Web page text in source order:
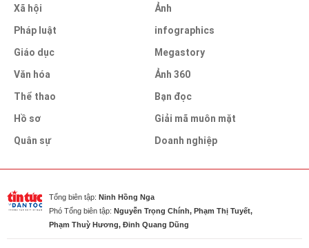
Xã hội
Pháp luật
Giáo dục
Văn hóa
Thể thao
Hồ sơ
Quân sự
Ảnh
infographics
Megastory
Ảnh 360
Bạn đọc
Giải mã muôn mặt
Doanh nghiệp
Tổng biên tập: Ninh Hồng Nga
Phó Tổng biên tập: Nguyễn Trọng Chính, Phạm Thị Tuyết,
Phạm Thuỳ Hương, Đinh Quang Dũng